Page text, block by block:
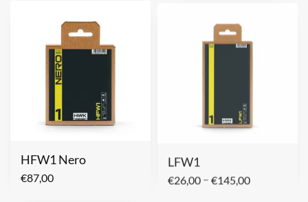
HFW1 Nero
€87,00
LFW1
€26,00 €145,00